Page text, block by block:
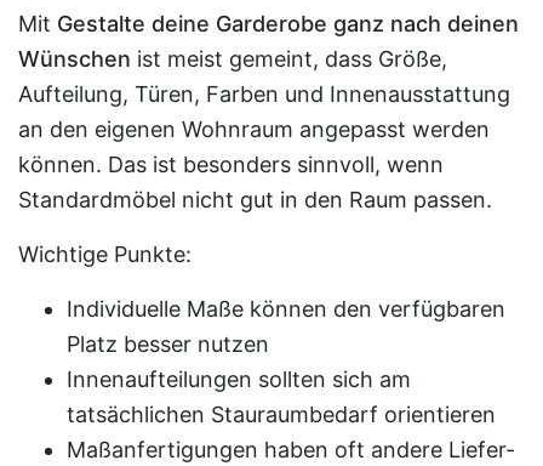
Mit Gestalte deine Garderobe ganz nach deinen
Wünschen ist meist gemeint, dass Größe,
Aufteilung, Türen, Farben und Innenausstattung
an den eigenen Wohnraum angepasst werden
können. Das ist besonders sinnvoll, wenn
Standardmöbel nicht gut in den Raum passen.
Wichtige Punkte:
Individuelle Maße können den verfügbaren
Platz besser nutzen
Innenaufteilungen sollten sich am
tatsächlichen Stauraumbedarf orientieren
Maßanfertigungen haben oft andere Liefer-